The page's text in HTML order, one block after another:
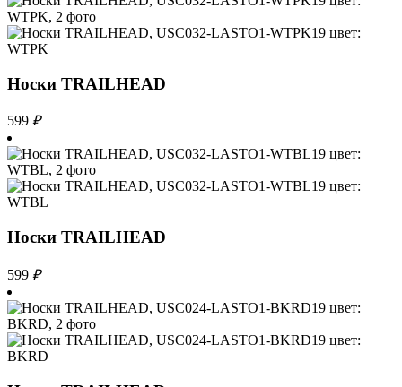
Носки TRAILHEAD
599 ₽
Носки TRAILHEAD
599 ₽